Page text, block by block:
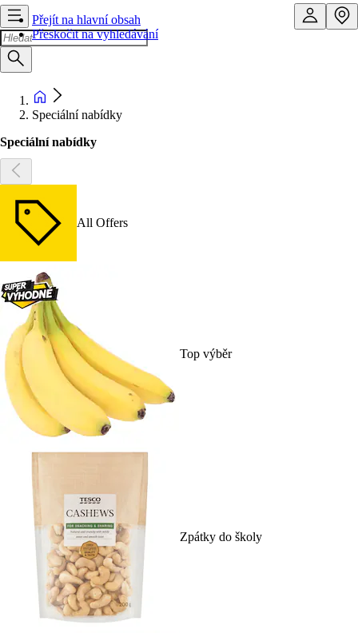
Přejít na hlavní obsah
Přeskočit na vyhledávání
Speciální nabídky
Speciální nabídky
All Offers
Top výběr
Zpátky do školy